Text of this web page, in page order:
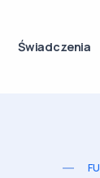
Świadczenia